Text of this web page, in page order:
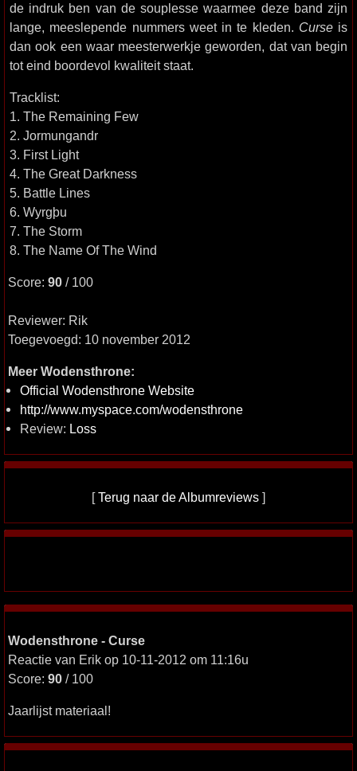
de indruk ben van de souplesse waarmee deze band zijn
lange, meeslepende nummers weet in te kleden. Curseis
dan ook een waar meesterwerkje geworden, dat van begin
tot eind boordevol kwaliteit staat.
Tracklist:
1. The Remaining Few
2. Jormungandr
3. First Light
4. The Great Darkness
5. Battle Lines
6. Wyrgþu
7. The Storm
8. The Name Of The Wind
Score: 90 / 100
Reviewer: Rik
Toegevoegd: 10 november 2012
Meer Wodensthrone:
Official Wodensthrone Website
http://www.myspace.com/wodensthrone
Review: Loss
[Terug naar de Albumreviews ]
Wodensthrone - Curse
Reactie van Erik op 10-11-2012 om 11:16u
Score: 90 / 100
Jaarlijst materiaal!